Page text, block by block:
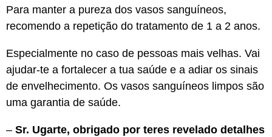
Para manter a pureza dos vasos sanguíneos,
recomendo a repetição do tratamento de 1 a 2 anos.
Especialmente no caso de pessoas mais velhas. Vai
ajudar-te a fortalecer a tua saúde e a adiar os sinais
de envelhecimento. Os vasos sanguíneos limpos são
uma garantia de saúde.
– Sr. Ugarte, obrigado por teres revelado detalhes